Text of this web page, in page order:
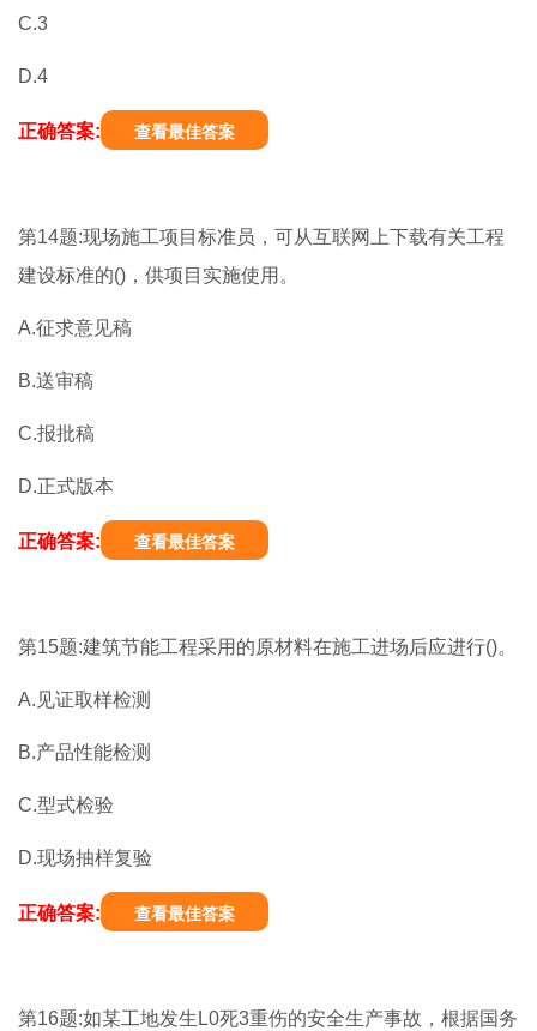
C.3
D.4
正确答案: 查看最佳答案
第14题:现场施工项目标准员，可从互联网上下载有关工程
建设标准的()，供项目实施使用。
A.征求意见稿
B.送审稿
C.报批稿
D.正式版本
正确答案: 查看最佳答案
第15题:建筑节能工程采用的原材料在施工进场后应进行()。
A.见证取样检测
B.产品性能检测
C.型式检验
D.现场抽样复验
正确答案: 查看最佳答案
第16题:如某工地发生L0死3重伤的安全生产事故，根据国务